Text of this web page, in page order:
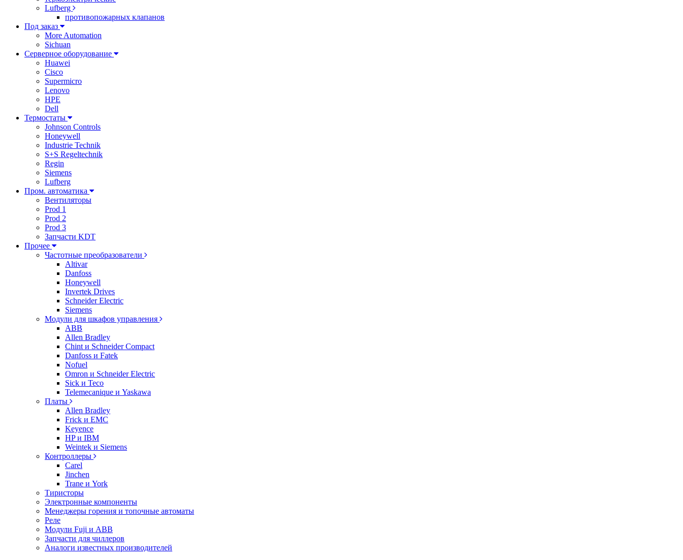
Lufberg
противопожарных клапанов
Под заказ
More Automation
Sichuan
Серверное оборудование
Huawei
Cisco
Supermicro
Lenovo
HPE
Dell
Термостаты
Johnson Controls
Honeywell
Industrie Technik
S+S Regeltechnik
Regin
Siemens
Lufberg
Пром. автоматика
Вентиляторы
Prod 1
Prod 2
Prod 3
Запчасти KDT
Прочее
Частотные преобразователи
Altivar
Danfoss
Honeywell
Invertek Drives
Schneider Electric
Siemens
Модули для шкафов управления
ABB
Allen Bradley
Chint и Schneider Compact
Danfoss и Fatek
Nofuel
Omron и Schneider Electric
Sick и Teco
Telemecanique и Yaskawa
Платы
Allen Bradley
Frick и EMC
Keyence
HP и IBM
Weintek и Siemens
Контроллеры
Carel
Jinchen
Trane и York
Тиристоры
Электронные компоненты
Менеджеры горения и топочные автоматы
Реле
Модули Fuji и ABB
Запчасти для чиллеров
Аналоги известных производителей